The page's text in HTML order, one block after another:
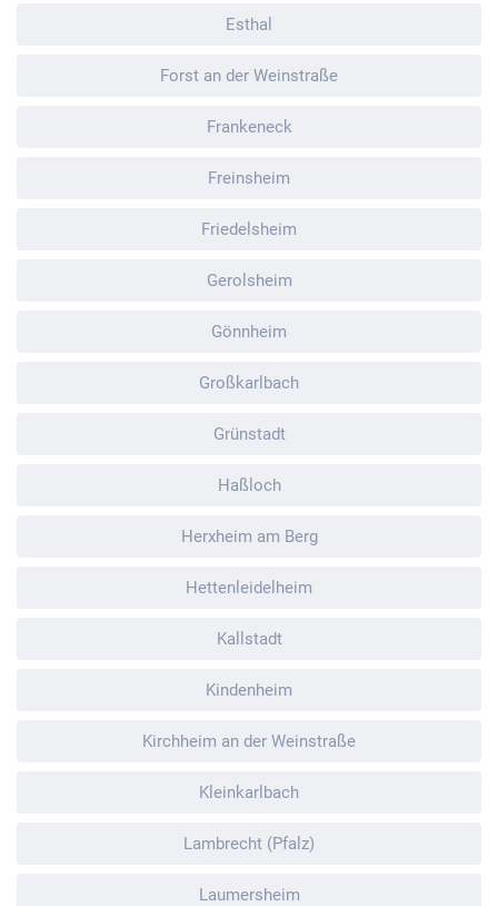
Esthal
Forst an der Weinstraße
Frankeneck
Freinsheim
Friedelsheim
Gerolsheim
Gönnheim
Großkarlbach
Grünstadt
Haßloch
Herxheim am Berg
Hettenleidelheim
Kallstadt
Kindenheim
Kirchheim an der Weinstraße
Kleinkarlbach
Lambrecht (Pfalz)
Laumersheim